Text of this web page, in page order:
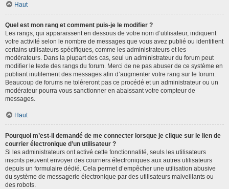
Haut
Quel est mon rang et comment puis-je le modifier ?
Les rangs, qui apparaissent en dessous de votre nom d’utilisateur, indiquent
votre activité selon le nombre de messages que vous avez publié ou identifient
certains utilisateurs spécifiques, comme les administrateurs et les
modérateurs. Dans la plupart des cas, seul un administrateur du forum peut
modifier le texte des rangs du forum. Merci de ne pas abuser de ce système en
publiant inutilement des messages afin d’augmenter votre rang sur le forum.
Beaucoup de forums ne toléreront pas ce procédé et un administrateur ou un
modérateur pourra vous sanctionner en abaissant votre compteur de
messages.
Haut
Pourquoi m’est-il demandé de me connecter lorsque je clique sur le lien de
courrier électronique d’un utilisateur ?
Si les administrateurs ont activé cette fonctionnalité, seuls les utilisateurs
inscrits peuvent envoyer des courriers électroniques aux autres utilisateurs
depuis un formulaire dédié. Cela permet d’empêcher une utilisation abusive
du système de messagerie électronique par des utilisateurs malveillants ou
des robots.